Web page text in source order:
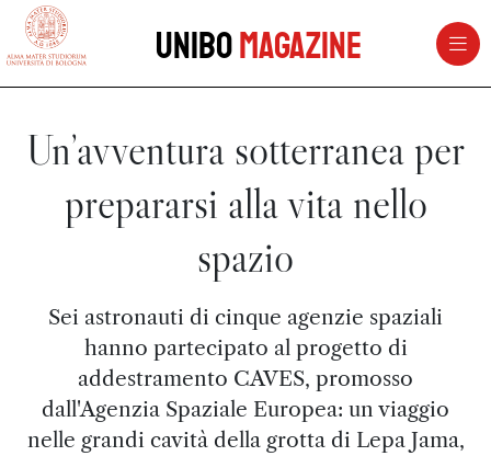
vai al contenuto della pagina
UniboMagazine
Un’avventura sotterranea per
prepararsi alla vita nello
spazio
Sei astronauti di cinque agenzie spaziali
hanno partecipato al progetto di
addestramento CAVES, promosso
dall'Agenzia Spaziale Europea: un viaggio
nelle grandi cavità della grotta di Lepa Jama,